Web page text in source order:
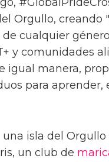
Orgullo, creando
cualquier
y comunidades
igual manera,
para aprender,
isla del
un club de